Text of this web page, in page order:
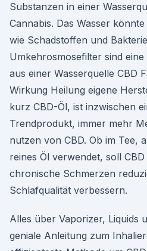
Substanzen in einer
Cannabis. Das Wasser
wie Schadstoffen und
Umkehrosmosefilter sind
aus einer Wasserquelle CBD
Wirkung Heilung eigene
kurz CBD-Öl, ist inzwischen
Trendprodukt, immer mehr
nutzen von CBD. Ob im Tee,
reines Öl verwendet, soll
chronische Schmerzen
Schlafqualität verbessern.
Alles über Vaporizer, Liquids
geniale Anleitung zum